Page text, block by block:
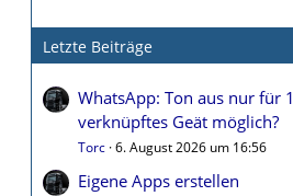
Letzte Beiträge
WhatsApp: Ton aus nur für 1
verknüpftes Geät möglich?
Torc 6. August 2026 um 16:56
Eigene Apps erstellen